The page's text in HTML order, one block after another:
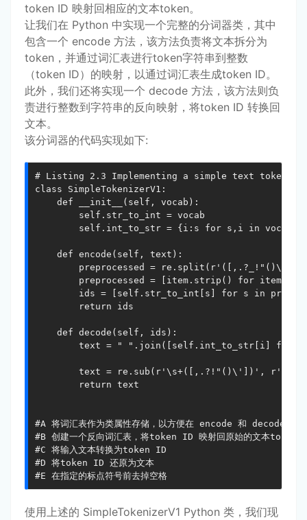
token ID 映射回相应的文本token。
让我们在 Python 中实现一个完整的分词器类，其中
包含一个 encode 方法，该方法负责将文本拆分为
token，并通过词汇表进行token字符串到整数
（token ID）的映射，以通过词汇表生成token ID。
此外，我们还将实现一个 decode 方法，该方法则负
责进行整数到字符串的反向映射，将token ID 转换回
文本。
该分词器的代码实现如下:
# Listing 2.3 Implementing a simple text
class SimpleTokenizerV1:
self.int_to_str = {i:s for s,i in
def encode(self, text):
preprocessed = [item.strip() for item in
ids = [self.str_to_int[s] for s in
        return ids
def decode(self, ids):
text = re.sub(r'\s+([,.?!"()\'])',
        return text
#A 将词汇表作为类属性存储，以方便在 encode 和 decode 方
#B 创建一个反向词汇表，将token ID 映射回原始的文本token
#C 将输入文本转换为token ID
#D 将token ID 还原为文本
#E 在指定的标点符号前去掉空格
使用上述的 SimpleTokenizerV1 Python 类，我们现